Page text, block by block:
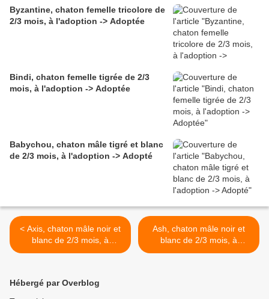
Byzantine, chaton femelle tricolore de
2/3 mois, à l'adoption -> Adoptée
Bindi, chaton femelle tigrée de 2/3
mois, à l'adoption -> Adoptée
Babychou, chaton mâle tigré et blanc
de 2/3 mois, à l'adoption -> Adopté
< Axis, chaton mâle noir et
blanc de 2/3 mois, à
l'adoption -> adopté
Ash, chaton mâle noir et
blanc de 2/3 mois, à
l'adoption -> adopté >
Hébergé par Overblog